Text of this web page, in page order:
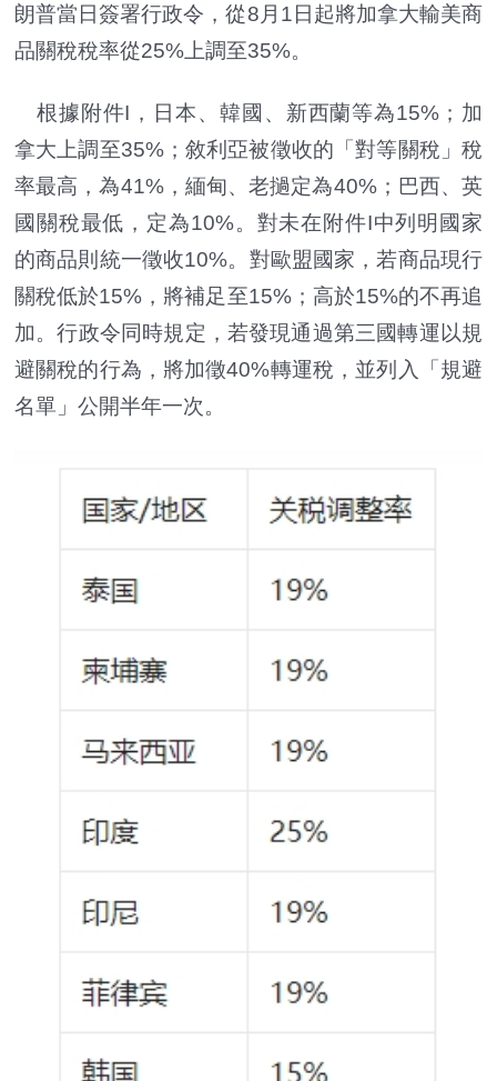
朗普當日簽署行政令，從8月1日起將加拿大輸美商
品關稅稅率從25%上調至35%。
根據附件I，日本、韓國、新西蘭等為15%；加
拿大上調至35%；敘利亞被徵收的「對等關稅」稅
率最高，為41%，緬甸、老撾定為40%；巴西、英
國關稅最低，定為10%。對未在附件I中列明國家
的商品則統一徵收10%。對歐盟國家，若商品現行
關稅低於15%，將補足至15%；高於15%的不再追
加。行政令同時規定，若發現通過第三國轉運以規
避關稅的行為，將加徵40%轉運稅，並列入「規避
名單」公開半年一次。